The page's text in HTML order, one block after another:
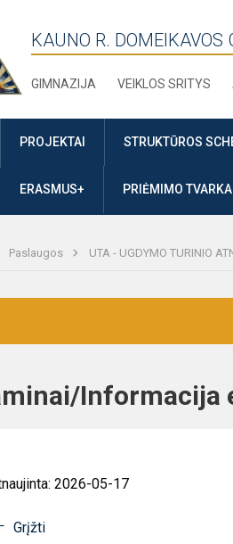
KAUNO R.
GIMNAZIJA VEIKLOS SRITYS
PROJEKTAI STRUKTŪROS
ERASMUS+ PRIĖMIMO TVARKA
Paslaugos UTA - UGDYMO TURINIO
2026-05-17
Grįžti